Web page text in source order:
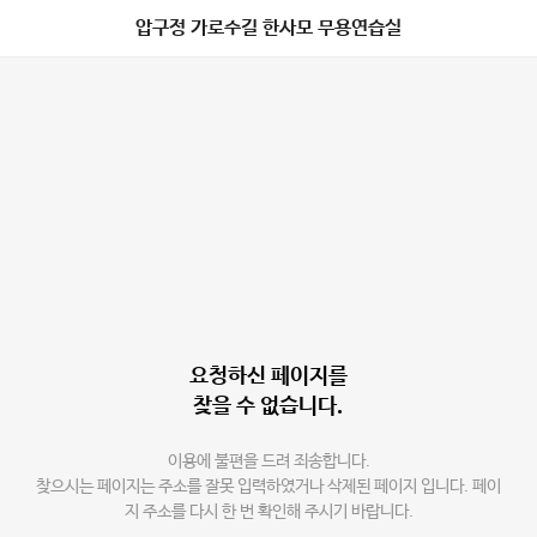
압구정 가로수길 한사모 무용연습실
요청하신 페이지를
찾을 수 없습니다.
이용에 불편을 드려 죄송합니다.
찾으시는 페이지는 주소를 잘못 입력하였거나 삭제된 페이지 입니다. 페이
지 주소를 다시 한 번 확인해 주시기 바랍니다.